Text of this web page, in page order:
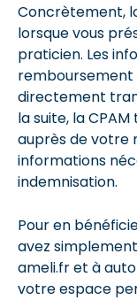
Concrètement,
lorsque vous
praticien. Les
remboursement
directement
la suite, la
auprès de votre
informations
indemnisation.
Pour en
avez
ameli.fr et à
votre espace